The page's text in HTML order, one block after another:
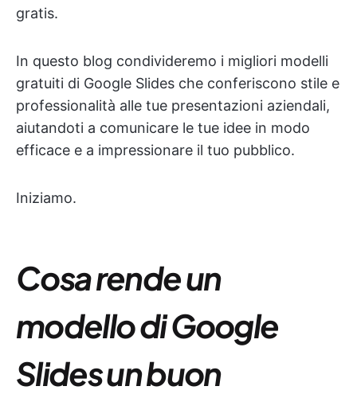
gratis.
In questo blog condivideremo i migliori modelli
gratuiti di Google Slides che conferiscono stile e
professionalità alle tue presentazioni aziendali,
aiutandoti a comunicare le tue idee in modo
efficace e a impressionare il tuo pubblico.
Iniziamo.
Cosa rende un
modello di Google
Slides un buon